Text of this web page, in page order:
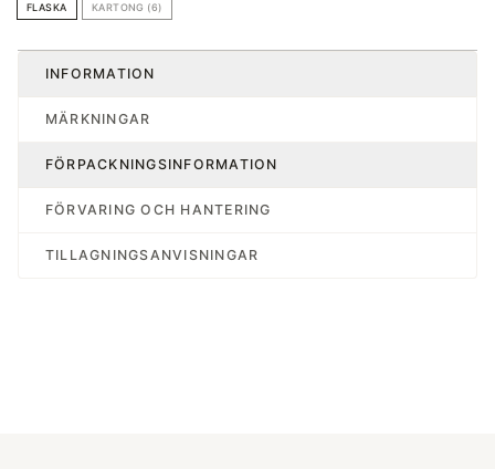
FLASKA KARTONG (6)
INFORMATION
MÄRKNINGAR
FÖRPACKNINGSINFORMATION
FÖRVARING OCH HANTERING
TILLAGNINGSANVISNINGAR